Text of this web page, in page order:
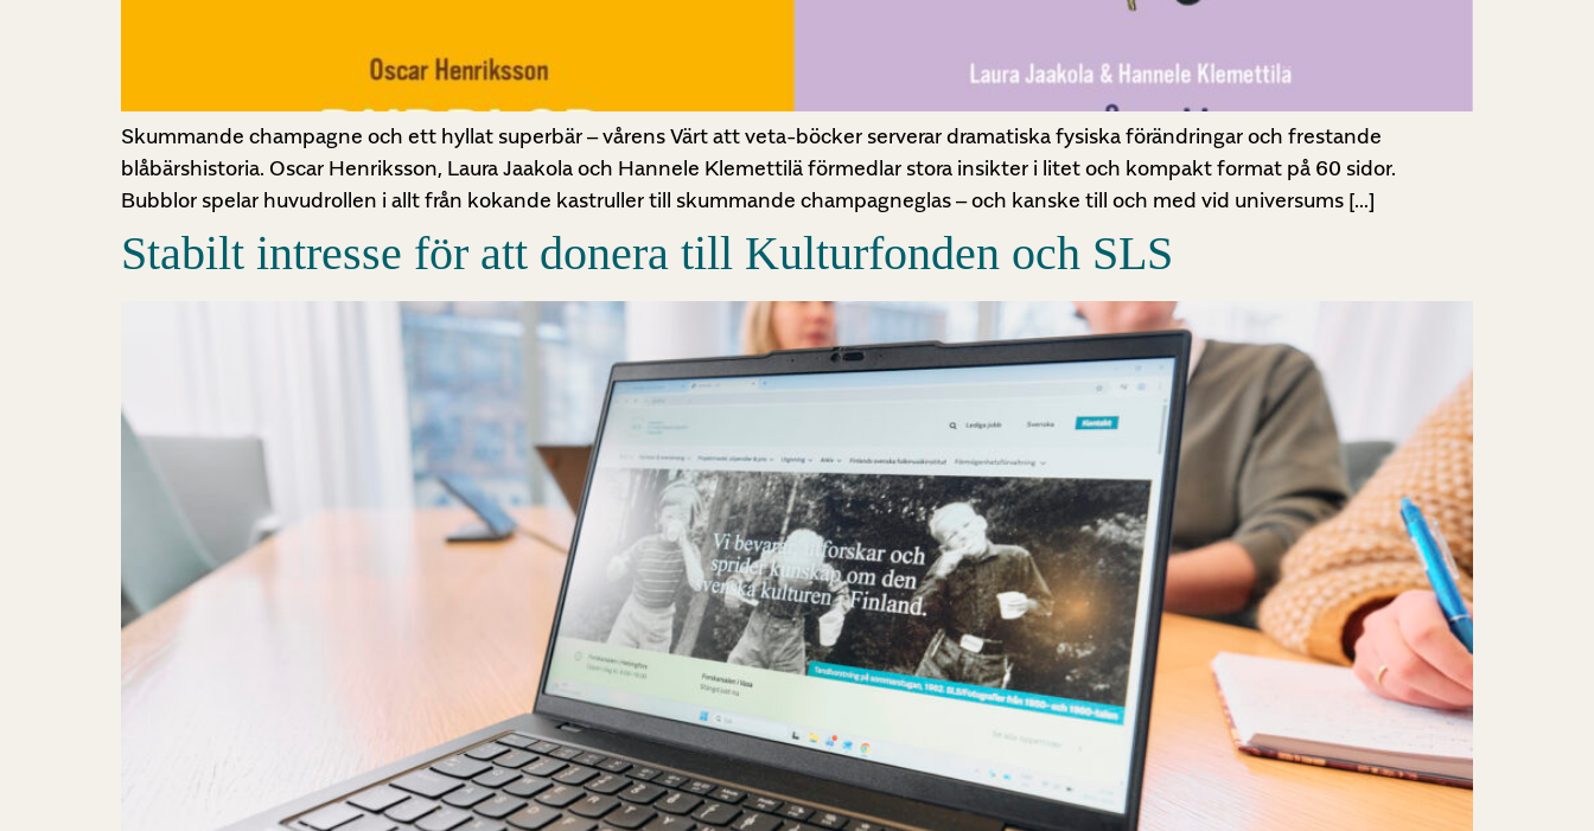
Skummande champagne och ett hyllat superbär – vårens Värt att veta-böcker serverar dramatiska fysiska förändringar och frestande
blåbärshistoria. Oscar Henriksson, Laura Jaakola och Hannele Klemettilä förmedlar stora insikter i litet och kompakt format på 60 sidor.
Bubblor spelar huvudrollen i allt från kokande kastruller till skummande champagneglas – och kanske till och med vid universums […]
Stabilt intresse för att donera till Kulturfonden och SLS